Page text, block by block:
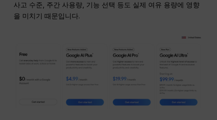
사고 수준, 주간 사용량, 기능 선택 등도 실제 여유 용량에 영향
을 미치기 때문입니다.